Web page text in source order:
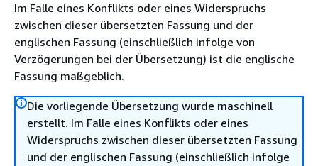
Im Falle eines Konflikts oder eines Widerspruchs
zwischen dieser übersetzten Fassung und der
englischen Fassung (einschließlich infolge von
Verzögerungen bei der Übersetzung) ist die englische
Fassung maßgeblich.
Die vorliegende Übersetzung wurde maschinell
erstellt. Im Falle eines Konflikts oder eines
Widerspruchs zwischen dieser übersetzten Fassung
und der englischen Fassung (einschließlich infolge